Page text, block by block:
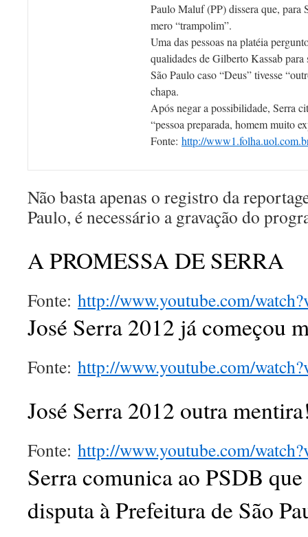
Paulo Maluf (PP) dissera que, para
mero “trampolim”.
Uma das pessoas na platéia
qualidades de Gilberto Kassab para
São Paulo caso “Deus” tivesse
chapa.
Após negar a possibilidade, Serra
“pessoa preparada, homem muito
Fonte: http://
Não basta apenas o registro da
Paulo, é necessário a gravação do
A PROMESSA DE SERRA
Fonte: http://www.youtube.com/
José Serra 2012 já começou
Fonte: http://www.youtube.com/
José Serra 2012 outra
Fonte: http://www.youtube.com/
Serra comunica ao PSDB que
disputa à Prefeitura de São